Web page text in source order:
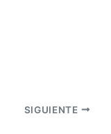
SIGUIENTE